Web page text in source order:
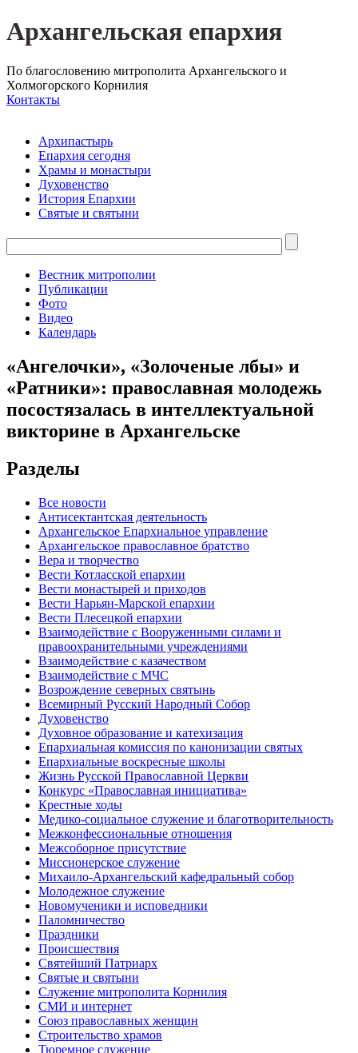
Архангельская епархия
По благословению митрополита Архангельского и
Холмогорского Корнилия
Контакты
Архипастырь
Епархия сегодня
Храмы и монастыри
Духовенство
История Епархии
Святые и святыни
Вестник митрополии
Публикации
Фото
Видео
Календарь
«Ангелочки», «Золоченые лбы» и
«Ратники»: православная молодежь
посостязалась в интеллектуальной
викторине в Архангельске
Разделы
Все новости
Антисектантская деятельность
Архангельское Епархиальное управление
Архангельское православное братство
Вера и творчество
Вести Котласской епархии
Вести монастырей и приходов
Вести Нарьян-Марской епархии
Вести Плесецкой епархии
Взаимодействие с Вооруженными силами и
правоохранительными учреждениями
Взаимодействие с казачеством
Взаимодействие с МЧС
Возрождение северных святынь
Всемирный Русский Народный Собор
Духовенство
Духовное образование и катехизация
Епархиальная комиссия по канонизации святых
Епархиальные воскресные школы
Жизнь Русской Православной Церкви
Конкурс «Православная инициатива»
Крестные ходы
Медико-социальное служение и благотворительность
Межконфессиональные отношения
Межсоборное присутствие
Миссионерское служение
Михаило-Архангельский кафедральный собор
Молодежное служение
Новомученики и исповедники
Паломничество
Праздники
Происшествия
Святейший Патриарх
Святые и святыни
Служение митрополита Корнилия
СМИ и интернет
Союз православных женщин
Строительство храмов
Тюремное служение